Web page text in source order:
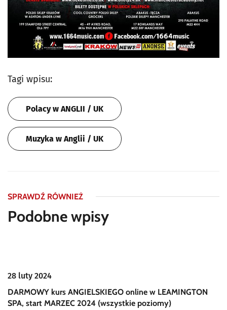
Tagi wpisu:
Polacy w ANGLII / UK
Muzyka w Anglii / UK
SPRAWDŹ RÓWNIEŻ
Podobne wpisy
28 luty 2024
DARMOWY kurs ANGIELSKIEGO online w LEAMINGTON
SPA, start MARZEC 2024 (wszystkie poziomy)